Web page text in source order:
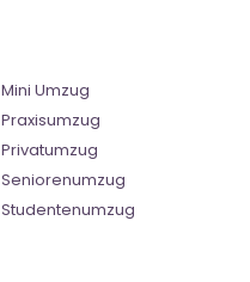
Mini Umzug
Praxisumzug
Privatumzug
Seniorenumzug
Studentenumzug